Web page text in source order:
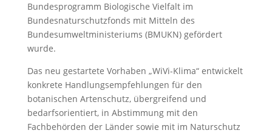
Bundesprogramm Biologische Vielfalt im
Bundesnaturschutzfonds mit Mitteln des
Bundesumweltministeriums (BMUKN) gefördert
wurde.
Das neu gestartete Vorhaben „WiVi-Klima“ entwickelt
konkrete Handlungsempfehlungen für den
botanischen Artenschutz, übergreifend und
bedarfsorientiert, in Abstimmung mit den
Fachbehörden der Länder sowie mit im Naturschutz